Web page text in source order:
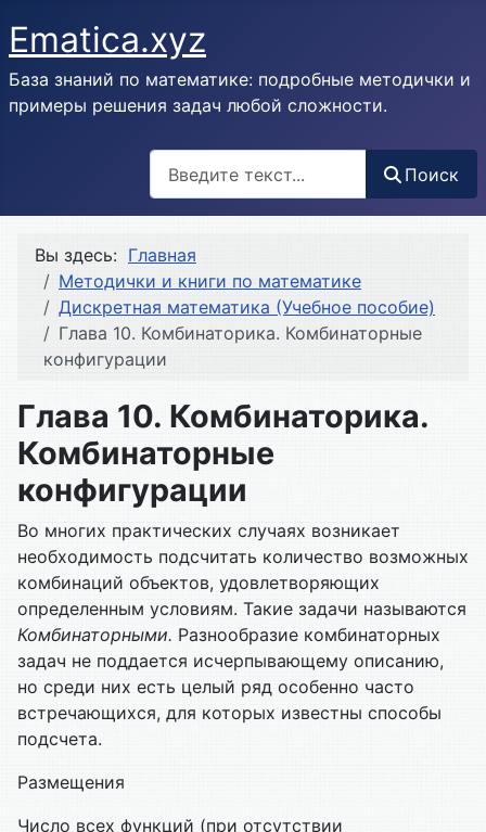
Ematica.xyz
База знаний по математике: подробные методички и
примеры решения задач любой сложности.
Поиск
Вы здесь: Главная
Методички и книги по математике
Дискретная математика (Учебное пособие)
Глава 10. Комбинаторика. Комбинаторные
конфигурации
Глава 10. Комбинаторика.
Комбинаторные
конфигурации
Во многих практических случаях возникает
необходимость подсчитать количе­ство возможных
комбинаций объектов, удовлетворяющих
определенным усло­виям. Такие задачи называются
Комбинаторными. Разнообразие комбинаторных
задач не поддается исчерпывающему описанию,
но среди них есть целый ряд особенно часто
встречающихся, для которых известны способы
подсчета.
Размещения
Число всех функций (при отсутствии